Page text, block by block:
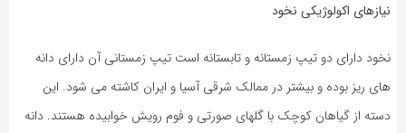
نیازهای اکولوژیکی نخود
نخود دارای دو تیپ زمستانه و تابستانه است تیپ زمستانی آن دارای دانه
های ریز بوده و بیشتر در ممالک شرقی آسیا و ایران کاشته می شود. این
دسته از گیاهان کوچک با گلهای صورتی و فوم رویش خوابیده هستند. دانه